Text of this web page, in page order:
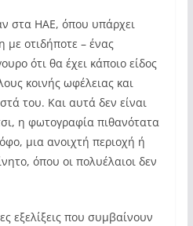
στα ΗΑΕ, όπου υπάρχει
με οτιδήποτε – ένας
ότι θα έχει κάποιο είδος
κοινής ωφέλειας και
του. Και αυτά δεν είναι
η φωτογραφία πιθανότατα
μια ανοιχτή περιοχή ή
όπου οι πολυέλαιοι δεν
εξελίξεις που συμβαίνουν